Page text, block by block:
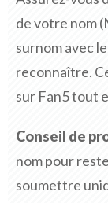
de votre nom
surnom avec
reconnaître.
sur Fan5 tout
Conseil de
nom pour
soumettre